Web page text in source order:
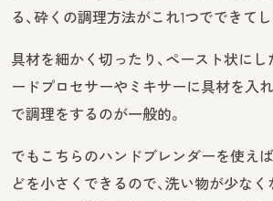
る、砕くの調理方法がこれ1つでできて
具材を細かく切ったり、ペースト状にし
ードプロセサーやミキサーに具材を入
で調理をするのが一般的。
でもこちらのハンドブレンダーを使え
どを小さくできるので、洗い物が少な